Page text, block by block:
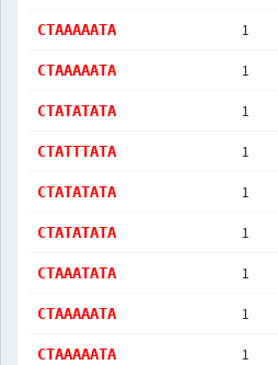
CTAAAAATA 1
CTAAAAATA 1
CTATATATA 1
CTATTTATA 1
CTATATATA 1
CTATATATA 1
CTAAATATA 1
CTAAAAATA 1
CTAAAAATA 1